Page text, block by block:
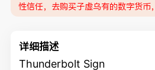
性信任，去购买子虚乌有的数字货币
详细描述
Thunderbolt Sign